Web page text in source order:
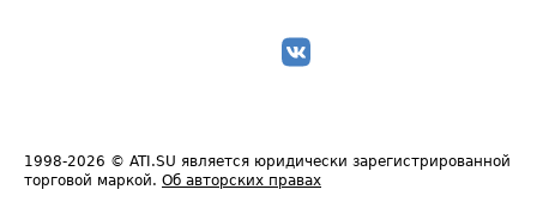
1998-2026 © ATI.SU является юридически зарегистрированной
торговой маркой. Об авторских правах